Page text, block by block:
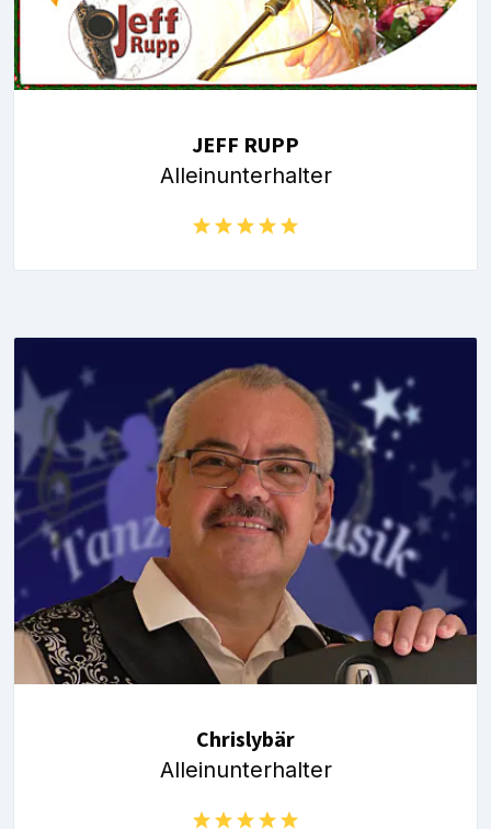
JEFF RUPP
Alleinunterhalter
Chrislybär
Alleinunterhalter